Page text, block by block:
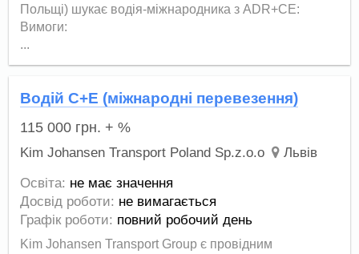
Польщі) шукає водія-міжнародника з ADR+CE:
Вимоги:
...
Водій С+Е (міжнародні перевезення)
115 000 грн. + %
Kim Johansen Transport Poland Sp.z.o.o Львів
Освіта: не має значення
Досвід роботи: не вимагається
Графік роботи: повний робочий день
Kim Johansen Transport Group є провідним